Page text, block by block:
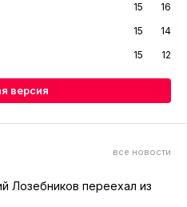
15
16
15
14
15 12
версия
все новости
Лозебников переехал из